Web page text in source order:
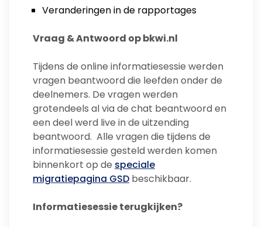
Veranderingen in de rapportages
Vraag & Antwoord op bkwi.nl
Tijdens de online informatiesessie werden
vragen beantwoord die leefden onder de
deelnemers. De vragen werden
grotendeels al via de chat beantwoord en
een deel werd live in de uitzending
beantwoord. Alle vragen die tijdens de
informatiesessie gesteld werden komen
binnenkort op de speciale
migratiepagina GSD beschikbaar.
Informatiesessie terugkijken?